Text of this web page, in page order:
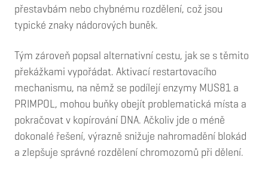
přestavbám nebo chybnému rozdělení, což jsou
typické znaky nádorových buněk.
Tým zároveň popsal alternativní cestu, jak se s těmito
překážkami vypořádat. Aktivací restartovacího
mechanismu, na němž se podílejí enzymy MUS81 a
PRIMPOL, mohou buňky obejít problematická místa a
pokračovat v kopírování DNA. Ačkoliv jde o méně
dokonalé řešení, výrazně snižuje nahromadění blokád
a zlepšuje správné rozdělení chromozomů při dělení.